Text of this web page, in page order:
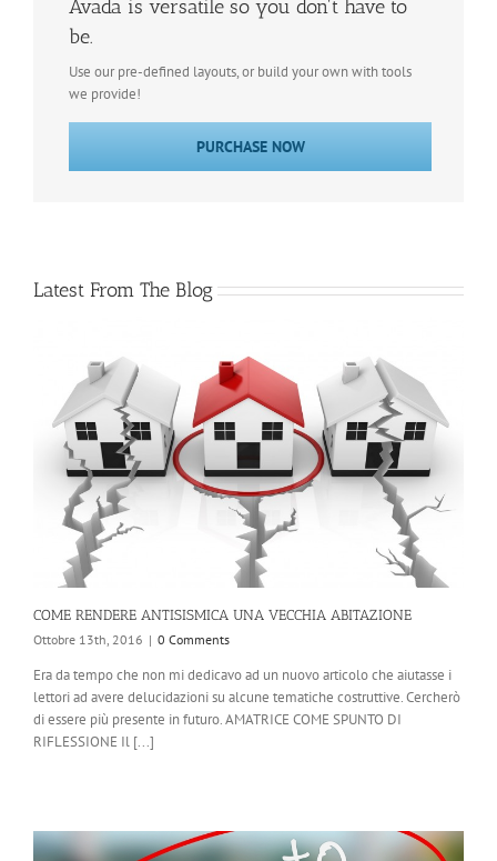
Avada is versatile so you don't have to
be.
Use our pre-defined layouts, or build your own with tools
we provide!
PURCHASE NOW
Latest From The Blog
COME RENDERE ANTISISMICA UNA VECCHIA ABITAZIONE
Ottobre 13th, 2016 | 0 Comments
Era da tempo che non mi dedicavo ad un nuovo articolo che aiutasse i
lettori ad avere delucidazioni su alcune tematiche costruttive. Cercherò
di essere più presente in futuro. AMATRICE COME SPUNTO DI
RIFLESSIONE Il [...]